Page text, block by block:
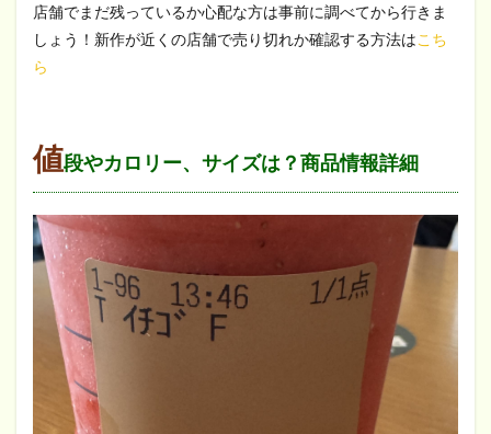
店舗でまだ残っているか心配な方は事前に調べてから行きま
しょう！新作が近くの店舗で売り切れか確認する方法はこち
ら
値段やカロリー、サイズは？商品情報詳細